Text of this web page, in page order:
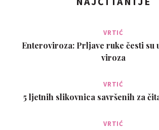
VRTIĆ
Enteroviroza: Prljave ruke česti su
viroza
VRTIĆ
5 ljetnih slikovnica savršenih za
VRTIĆ